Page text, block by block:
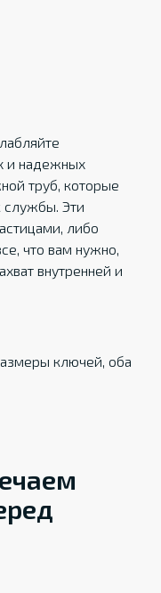
и надежных
труб, которые
службы. Эти
либо
что вам нужно,
внутренней и
ключей, оба